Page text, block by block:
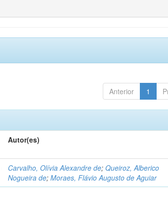
Anterior 1
Autor(es)
Carvalho, Olívia Alexandre de;Queiroz, Alberico
Nogueira de;Moraes, Flávio Augusto de Aguiar